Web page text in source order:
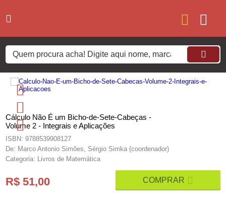
Cálculo Não É um Bicho-de-Sete-Cabeças -
Volume 2 - Integrais e Aplicações
ISBN: 9788539908127
De: Marco Antonio Simões, Sérgio Simka (coordenador)
Categoria: Livros de Matemática
R$ 51,00